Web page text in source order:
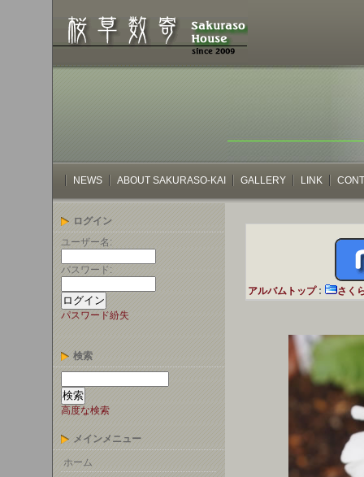
NEWS ABOUT SAKURASO-KAI GALLERY LINK
ログイン
ユーザー名:
パスワード:
パスワード紛失
検索
高度な検索
メインメニュー
ホーム
アルバムトップ: さく